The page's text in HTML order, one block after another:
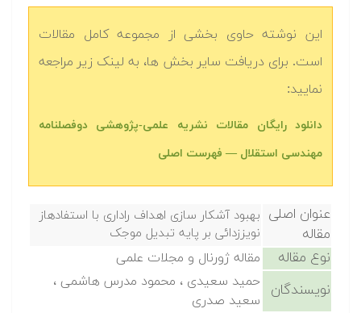
این نوشته حاوی بخشی از مجموعه کامل مقالات
است. برای دریافت سایر بخش ها، به لینک زیر مراجعه
نمایید:
دانلود رایگان مقالات نشریه علمی-پژوهشی دوفصلنامه
مهندسی استقلال — فهرست اصلی
عنوان اصلی
مقاله
بهبود آشکار سازی اهداف راداری با استفادهاز
نویززدائی بر پایه تبدیل موجک
نوع مقاله مقاله ژورنال و مجلات علمی
نویسندگان
حمید سعیدی ، محمود مدرس هاشمی ،
سعید صدری